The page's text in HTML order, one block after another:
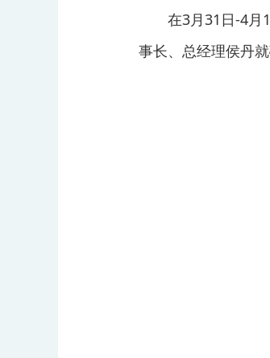
在3月31日-4月1
事长、总经理侯丹